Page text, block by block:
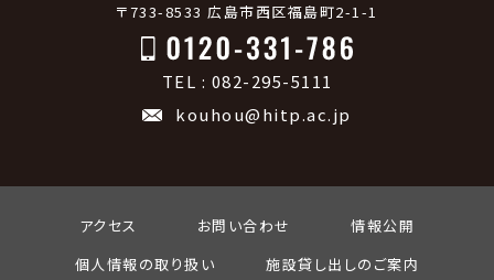
〒733-8533 広島市西区福島町2-1-1
TEL : 082-295-5111
kouhou@hitp.ac.jp
アクセス お問い合わせ
情報公開
個人情報の取り扱い
施設貸し出しのご案内